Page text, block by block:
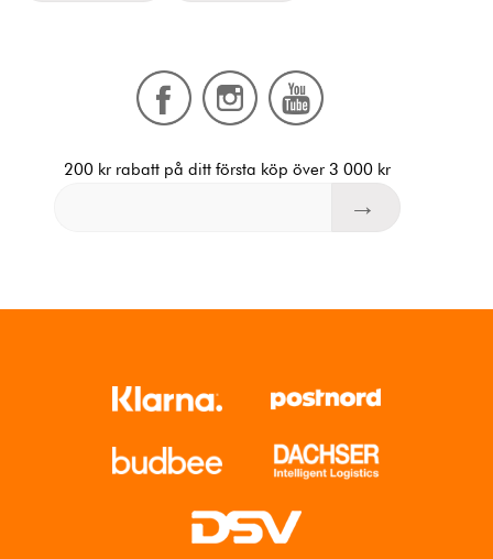
200 kr rabatt på ditt första köp över 3 000 kr